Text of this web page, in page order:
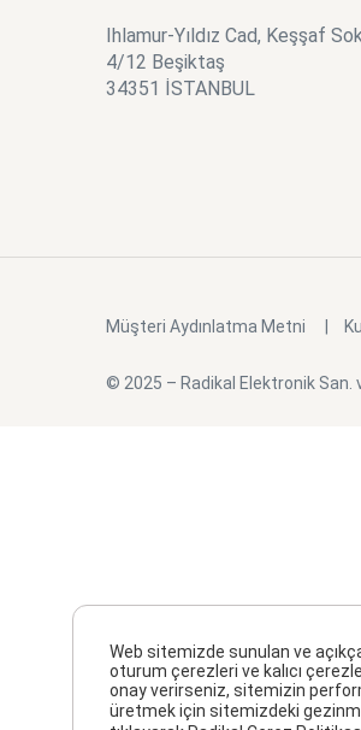
Ihlamur-Yıldız Cad, Keşşaf
4/12 Beşiktaş
34351 İSTANBUL
Müşteri Aydınlatma Metni
© 2025 – Radikal Elektronik San.
Web sitemizde sunulan ve
oturum çerezleri ve kalıcı
onay verirseniz, sitemizin
üretmek için sitemizdeki